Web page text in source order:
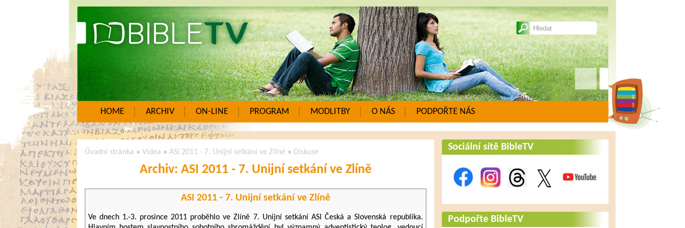
HOME ARCHIV ON-LINE PROGRAM MODLITBY O NÁS PODPOŘTE NÁS
Úvodní stránka » Videa » ASI 2011 - 7. Unijní setkání ve Zlíně » Diskuse
Archiv: ASI 2011 - 7. Unijní setkání ve Zlíně
ASI 2011 - 7. Unijní setkání ve Zlíně
Ve dnech 1.-3. prosince 2011 proběhlo ve Zlíně 7. Unijní setkání ASI Česká a Slovenská republika.
Sociální sítě BibleTV
Podpořte BibleTV